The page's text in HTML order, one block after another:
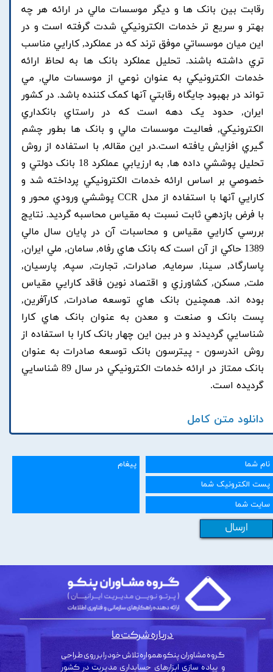
رقابت بين بانک ها و ديگر موسسات مالي در ارائه هر چه
بهتر و سريع تر خدمات الکترونيکي شدت گرفته است و در
اين ميان موسساتي موفق ترند که در عملکرد, کارايي مناسب
تري داشته باشند. تحليل عملکرد بانک ها به لحاظ ارائه
خدمات الکترونيکي به عنوان نوعي از موسسات مالي, مي
تواند در بهبود جايگاه رقابتي آنها کمک کننده باشد. در کشور
ايران, حدود يک دهه است که در راستاي بانکداري
الکترونيکي, فعاليت موسسات مالي و بانک ها بطور چشم
گيري افزايش يافته است.در اين مقاله, با استفاده از روش
تحليل پوششي داده ها, به ارزيابي عملکرد 18 بانک دولتي و
خصوصي بر اساس ارائه خدمات الکترونيکي پرداخته شد و
کارايي آنها با استفاده از مدل CCR پوششي ورودي محور و
با فرض بازدهي ثابت نسبت به مقياس محاسبه گرديد. نتايج
بررسي کارايي مقياس و محاسبات آن در پايان سال مالي
1389 حاکي از آن است که بانک هاي رفاه, سامان, ملي ايران,
پاسارگاد, سينا, سرمايه, صادرات, تجارت, سپه, پارسيان,
ملت, مسکن, کشاورزي و اقتصاد نوين فاقد کارايي مقياس
بوده اند. همچنين بانک هاي توسعه صادرات, کارآفرين,
پست بانک و صنعت و معدن به عنوان بانک هاي کارا
شناسايي گرديدند و در بين اين چهار بانک کارا با استفاده از
روش اندرسون - پيترسون بانک توسعه صادرات به عنوان
بانک ممتاز در ارائه خدمات الکترونيکي در سال 89 شناسايي
گرديده است.
دانلود متن کامل
ارسال
گروه مشاوران پنکو همواره تلاش خود را بر روی طراحی
و پیاده سازی ابزارهای حسابداری مدیریت در کشور
درباره شرکت ما